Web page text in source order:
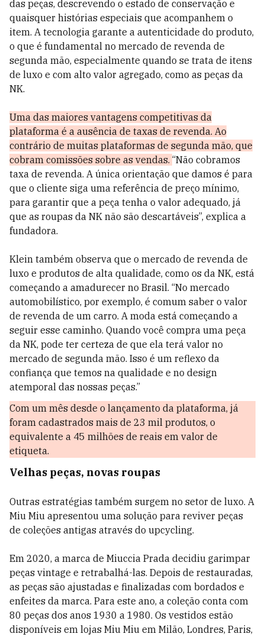
das peças, descrevendo o estado de conservação e
quaisquer histórias especiais que acompanhem o
item. A tecnologia garante a autenticidade do produto,
o que é fundamental no mercado de revenda de
segunda mão, especialmente quando se trata de itens
de luxo e com alto valor agregado, como as peças da
NK.
Uma das maiores vantagens competitivas da
plataforma é a ausência de taxas de revenda. Ao
contrário de muitas plataformas de segunda mão, que
cobram comissões sobre as vendas. “Não cobramos
taxa de revenda. A única orientação que damos é para
que o cliente siga uma referência de preço mínimo,
para garantir que a peça tenha o valor adequado, já
que as roupas da NK não são descartáveis”, explica a
fundadora.
Klein também observa que o mercado de revenda de
luxo e produtos de alta qualidade, como os da NK, está
começando a amadurecer no Brasil. “No mercado
automobilístico, por exemplo, é comum saber o valor
de revenda de um carro. A moda está começando a
seguir esse caminho. Quando você compra uma peça
da NK, pode ter certeza de que ela terá valor no
mercado de segunda mão. Isso é um reflexo da
confiança que temos na qualidade e no design
atemporal das nossas peças.”
Com um mês desde o lançamento da plataforma, já
foram cadastrados mais de 23 mil produtos, o
equivalente a 45 milhões de reais em valor de
etiqueta.
Velhas peças, novas roupas
Outras estratégias também surgem no setor de luxo. A
Miu Miu apresentou uma solução para reviver peças
de coleções antigas através do upcycling.
Em 2020, a marca de Miuccia Prada decidiu garimpar
peças vintage e retrabalhá-las. Depois de restauradas,
as peças são ajustadas e finalizadas com bordados e
enfeites da marca. Para este ano, a coleção conta com
80 peças dos anos 1930 a 1980. Os vestidos estão
disponíveis em lojas Miu Miu em Milão, Londres, Paris,